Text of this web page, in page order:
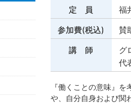
定 員
福
参加費(税込)
賛
講 師
グ
代
『働くことの意味』
や、自分自身および関